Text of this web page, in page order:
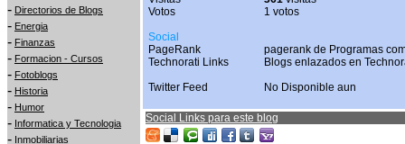
- Directorios de Blogs
- Energia
- Finanzas
- Formacion - Cursos
- Fotoblogs
- Historia
- Humor
- Informatica y Tecnologia
- Inmobiliarias
Votos
1 votos
Social
PageRank
pagerank de Programas
Technorati Links
Blogs enlazados en
Twitter Feed
No Disponible aun
Social Links para este blog